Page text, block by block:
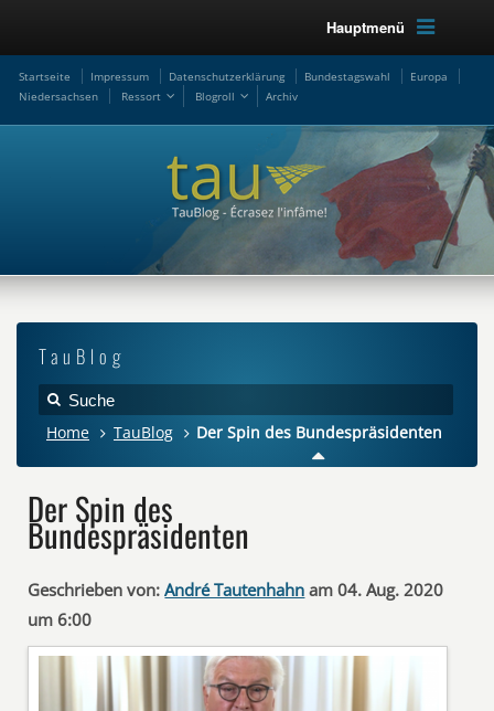
Hauptmenü
Startseite Impressum Datenschutzerklärung Bundestagswahl
Europa
Niedersachsen
Ressort Blogroll Archiv
TauBlog
Home TauBlog Der Spin des Bundespräsidenten
Der Spin des
Bundespräsidenten
Geschrieben von: André Tautenhahn am 04. Aug. 2020
um 6:00